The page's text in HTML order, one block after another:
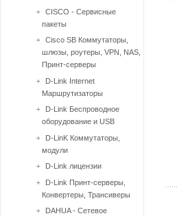
CISCO - Сервисные
пакеты
Cisco SB Коммутаторы,
шлюзы, роутеры, VPN, NAS,
Принт-серверы
D-Link Internet
Маршрутизаторы
D-Link Беспроводное
оборудование и USB
D-LinK Коммутаторы,
модули
D-Link лицензии
D-Link Принт-серверы,
Конвертеры, Трансиверы
DAHUA - Сетевое